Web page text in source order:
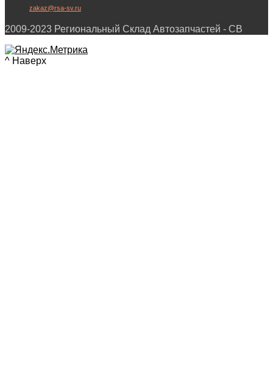
zakaz@rsa-sv.ru
2009-2023 Региональный Склад Автозапчастей - СВ
^ Наверх